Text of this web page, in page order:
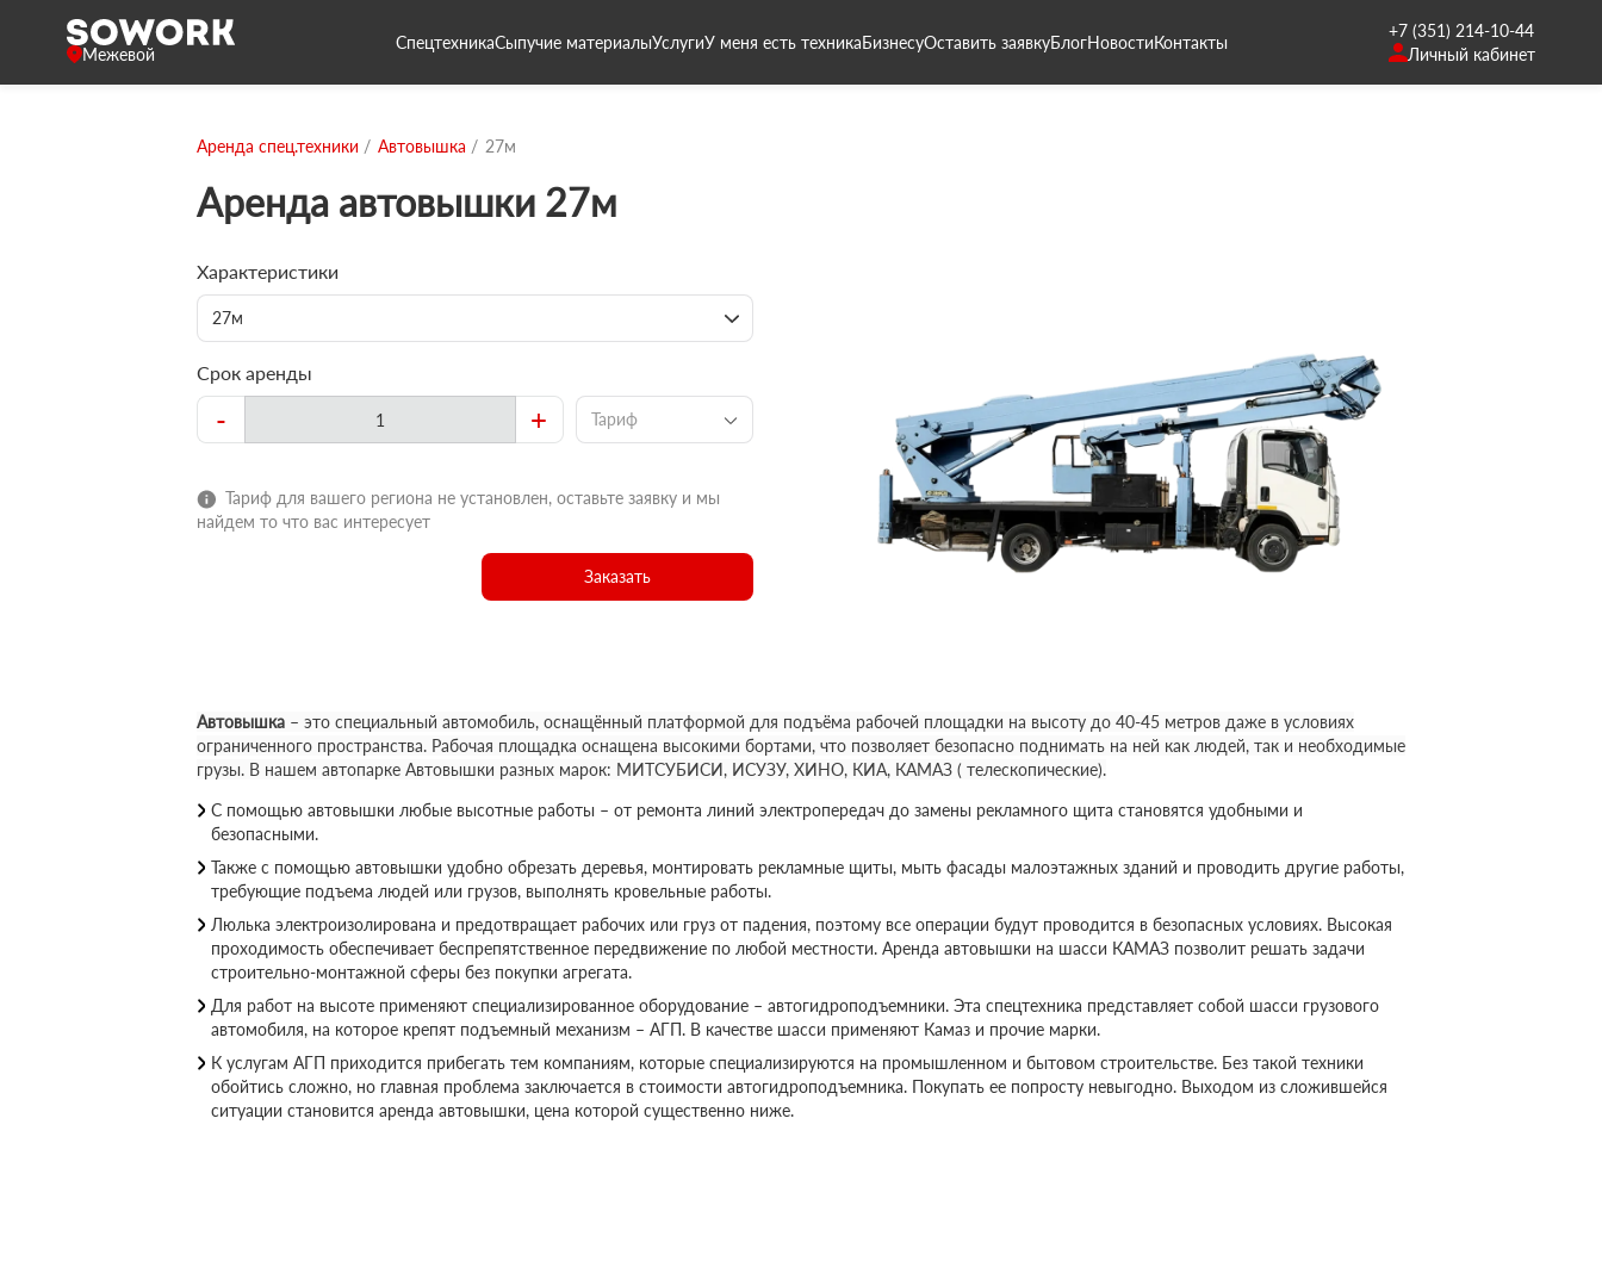
Межевой
СпецтехникаСыпучие материалыУслугиУ меня есть техникаБизнесуОставить заявкуБлогНовостиКонтакты
+7 (351) 214-10-44
Личный кабинет
Аренда спец.техники Автовышка 27м
Аренда автовышки 27м
Характеристики
27м
Срок аренды
- + Тариф
Тариф для вашего региона не установлен, оставьте заявку и мы
найдем то что вас интересует
Заказать
Автовышка – это специальный автомобиль, оснащённый платформой для подъёма рабочей площадки на высоту до 40-45 метров даже в условиях
ограниченного пространства. Рабочая площадка оснащена высокими бортами, что позволяет безопасно поднимать на ней как людей, так и необходимые
грузы. В нашем автопарке Автовышки разных марок: МИТСУБИСИ, ИСУЗУ, ХИНО, КИА, КАМАЗ ( телескопические).
С помощью автовышки любые высотные работы – от ремонта линий электропередач до замены рекламного щита становятся удобными и
безопасными.
Также с помощью автовышки удобно обрезать деревья, монтировать рекламные щиты, мыть фасады малоэтажных зданий и проводить другие работы,
требующие подъема людей или грузов, выполнять кровельные работы.
Люлька электроизолирована и предотвращает рабочих или груз от падения, поэтому все операции будут проводится в безопасных условиях. Высокая
проходимость обеспечивает беспрепятственное передвижение по любой местности. Аренда автовышки на шасси КАМАЗ позволит решать задачи
строительно-монтажной сферы без покупки агрегата.
Для работ на высоте применяют специализированное оборудование – автогидроподъемники. Эта спецтехника представляет собой шасси грузового
автомобиля, на которое крепят подъемный механизм – АГП. В качестве шасси применяют Камаз и прочие марки.
К услугам АГП приходится прибегать тем компаниям, которые специализируются на промышленном и бытовом строительстве. Без такой техники
обойтись сложно, но главная проблема заключается в стоимости автогидроподъемника. Покупать ее попросту невыгодно. Выходом из сложившейся
ситуации становится аренда автовышки, цена которой существенно ниже.